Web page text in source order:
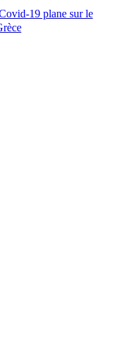
19 plane sur le